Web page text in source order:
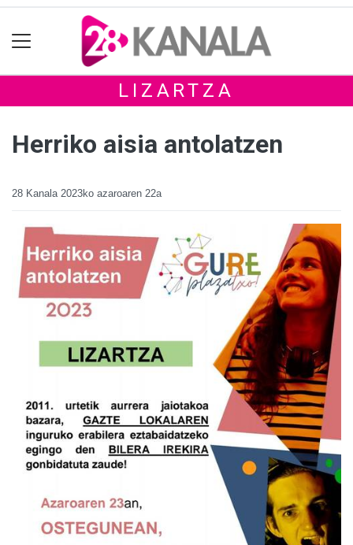
LIZARTZA
Herriko aisia antolatzen
28 Kanala 2023ko azaroaren 22a